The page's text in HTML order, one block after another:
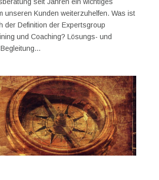
unseren Kunden weiterzuhelfen. Was ist
der Definition der Expertsgroup
und Coaching? Lösungs- und